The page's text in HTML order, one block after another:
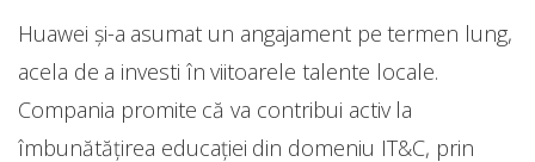
Huawei și-a asumat un angajament pe termen lung,
acela de a investi în viitoarele talente locale.
Compania promite că va contribui activ la
îmbunătățirea educației din domeniu IT&C, prin